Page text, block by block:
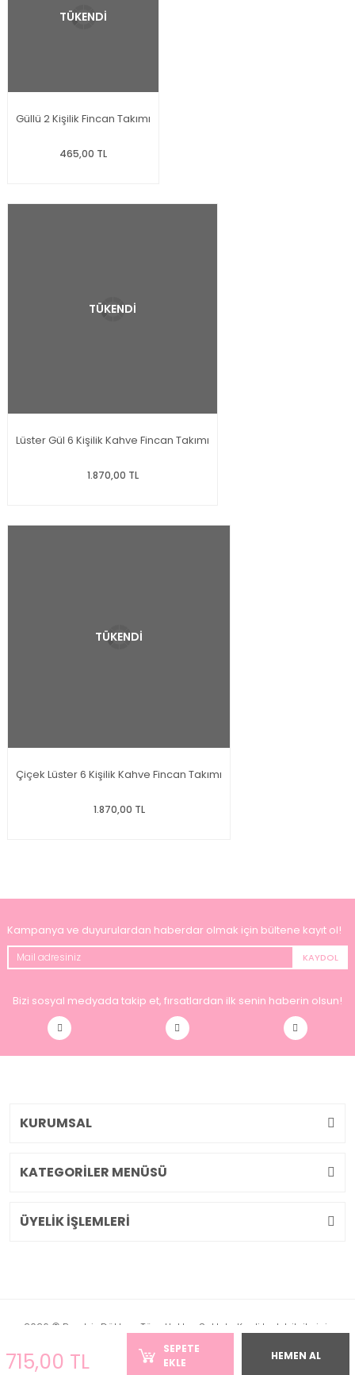
TÜKENDİ
Güllü 2 Kişilik Fincan Takımı
465,00 TL
TÜKENDİ
Lüster Gül 6 Kişilik Kahve Fincan Takımı
1.870,00 TL
TÜKENDİ
Çiçek Lüster 6 Kişilik Kahve Fincan Takımı
1.870,00 TL
715,00 TL
SEPETE
EKLE
HEMEN AL
Kampanya ve duyurulardan haberdar olmak için bültene kayıt ol!
KAYDOL
Bizi sosyal medyada takip et, fırsatlardan ilk senin haberin olsun!
KURUMSAL
KATEGORİLER MENÜSÜ
ÜYELİK İŞLEMLERİ
2026 © Pembiş Dükkan. Tüm Hakları Saklıdır. Kredi kartı bilgileriniz